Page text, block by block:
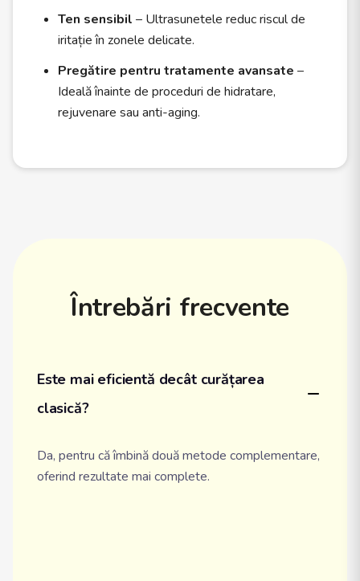
Ten sensibil – Ultrasunetele reduc riscul de
iritație în zonele delicate.
Pregătire pentru tratamente avansate –
Ideală înainte de proceduri de hidratare,
rejuvenare sau anti-aging.
Întrebări frecvente
Este mai eficientă decât curățarea
clasică?
Da, pentru că îmbină două metode complementare,
oferind rezultate mai complete.